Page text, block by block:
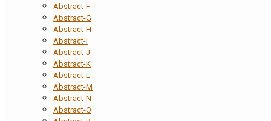
Abstract-F
Abstract-G
Abstract-H
Abstract-I
Abstract-J
Abstract-K
Abstract-L
Abstract-M
Abstract-N
Abstract-O